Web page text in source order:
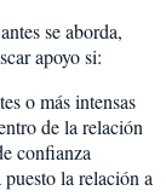
se aborda,
apoyo si:
o más intensas
de la relación
confianza
la relación a